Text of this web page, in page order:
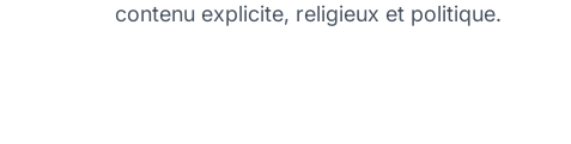
contenu explicite, religieux et politique.